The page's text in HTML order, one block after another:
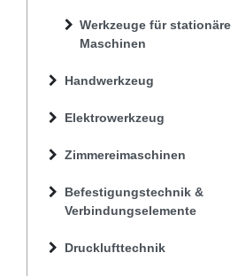
Handwerkzeug
Elektrowerkzeug
Zimmereimaschinen
Befestigungstechnik &
Verbindungselemente
Drucklufttechnik
Werkzeuge für stationäre
Maschinen